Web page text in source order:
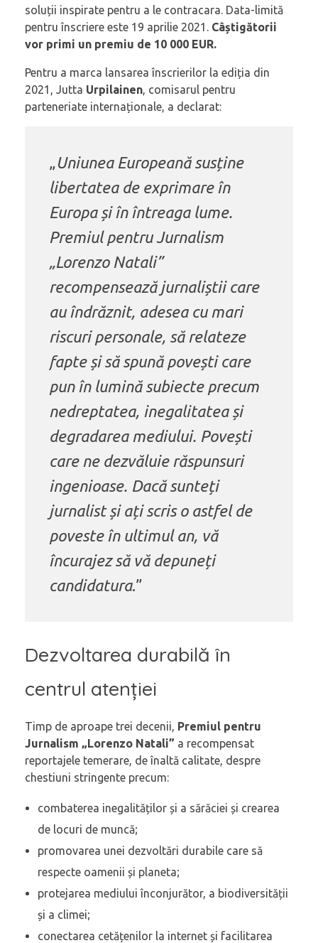
soluții inspirate pentru a le contracara. Data-limită
pentru înscriere este 19 aprilie 2021. Câștigătorii
vor primi un premiu de 10 000 EUR.
Pentru a marca lansarea înscrierilor la ediția din
2021, Jutta Urpilainen, comisarul pentru
parteneriate internaționale, a declarat:
„Uniunea Europeană susține
libertatea de exprimare în
Europa și în întreaga lume.
Premiul pentru Jurnalism
„Lorenzo Natali”
recompensează jurnaliștii care
au îndrăznit, adesea cu mari
riscuri personale, să relateze
fapte și să spună povești care
pun în lumină subiecte precum
nedreptatea, inegalitatea și
degradarea mediului. Povești
care ne dezvăluie răspunsuri
ingenioase. Dacă sunteți
jurnalist și ați scris o astfel de
poveste în ultimul an, vă
încurajez să vă depuneți
candidatura.”
Dezvoltarea durabilă în
centrul atenției
Timp de aproape trei decenii, Premiul pentru
Jurnalism „Lorenzo Natali” a recompensat
reportajele temerare, de înaltă calitate, despre
chestiuni stringente precum:
combaterea inegalităților și a sărăciei și crearea
de locuri de muncă;
promovarea unei dezvoltări durabile care să
respecte oamenii și planeta;
protejarea mediului înconjurător, a biodiversității
și a climei;
conectarea cetățenilor la internet și facilitarea